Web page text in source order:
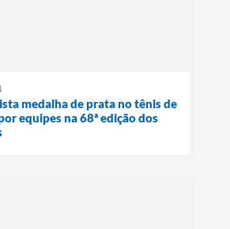
medalha de prata no tênis de
equipes na 68ª edição dos